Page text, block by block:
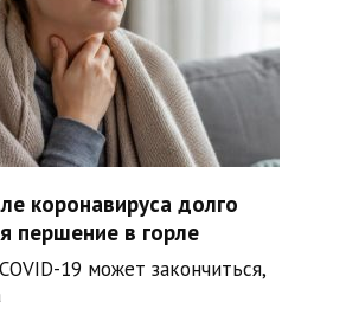
коронавируса долго
першение в горле
19 может закончиться,